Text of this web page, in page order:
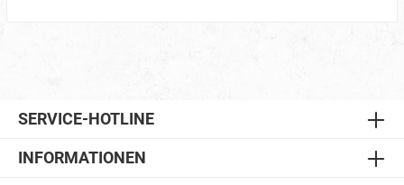
SERVICE-HOTLINE
INFORMATIONEN